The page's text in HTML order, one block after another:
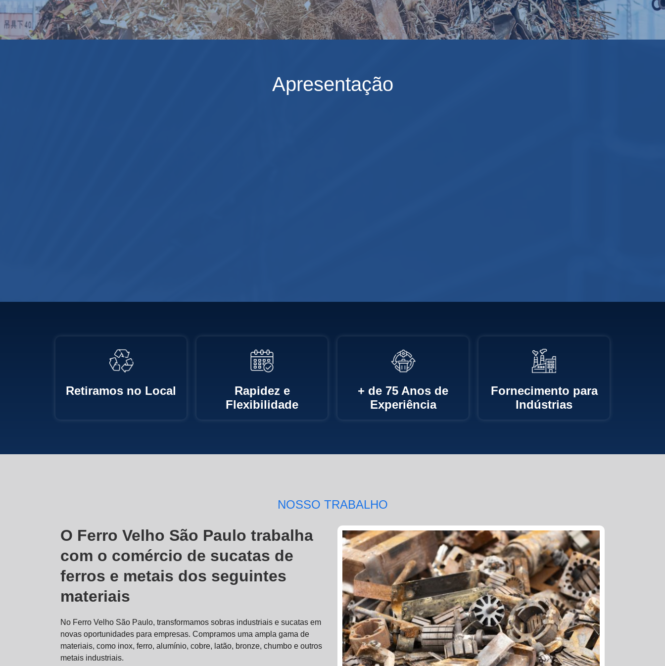
Apresentação
Retiramos no Local
Rapidez e
Flexibilidade
+ de 75 Anos de
Experiência
Fornecimento para
Indústrias
NOSSO TRABALHO
O Ferro Velho São Paulo trabalha
com o comércio de sucatas de
ferros e metais dos seguintes
materiais
No Ferro Velho São Paulo, transformamos sobras industriais e sucatas em
novas oportunidades para empresas. Compramos uma ampla gama de
materiais, como inox, ferro, alumínio, cobre, latão, bronze, chumbo e outros
metais industriais.